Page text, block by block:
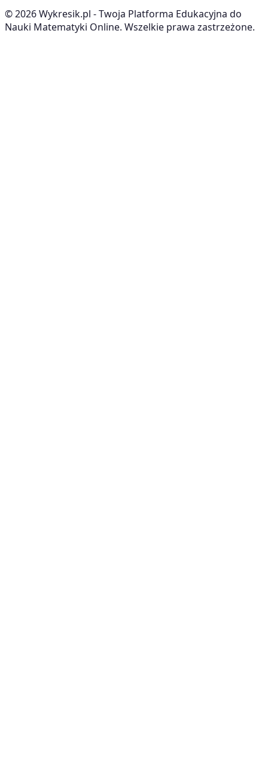
©2026Wykresik.pl - Twoja Platforma Edukacyjna do
Nauki Matematyki Online. Wszelkie prawa zastrzeżone.